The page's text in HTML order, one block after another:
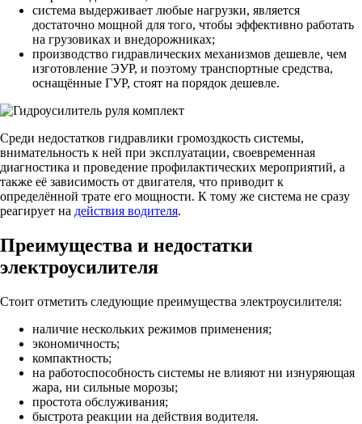
система выдерживает любые нагрузки, является
достаточно мощной для того, чтобы эффективно работать
на грузовиках и внедорожниках;
производство гидравлических механизмов дешевле, чем
изготовление ЭУР, и поэтому транспортные средства,
оснащённые ГУР, стоят на порядок дешевле.
Среди недостатков гидравлики громоздкость системы,
внимательность к ней при эксплуатации, своевременная
диагностика и проведение профилактических мероприятий, а
также её зависимость от двигателя, что приводит к
определённой трате его мощности. К тому же система не сразу
реагирует на действия водителя.
Преимущества и недостатки
электроусилителя
Стоит отметить следующие преимущества электроусилителя:
наличие нескольких режимов применения;
экономичность;
компактность;
на работоспособность системы не влияют ни изнуряющая
жара, ни сильные морозы;
простота обслуживания;
быстрота реакции на действия водителя.